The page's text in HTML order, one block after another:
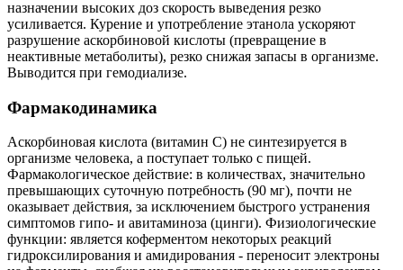
назначении высоких доз скорость выведения резко
усиливается. Курение и употребление этанола ускоряют
разрушение аскорбиновой кислоты (превращение в
неактивные метаболиты), резко снижая запасы в организме.
Выводится при гемодиализе.
Фармакодинамика
Аскорбиновая кислота (витамин С) не синтезируется в
организме человека, а поступает только с пищей.
Фармакологическое действие: в количествах, значительно
превышающих суточную потребность (90 мг), почти не
оказывает действия, за исключением быстрого устранения
симптомов гипо- и авитаминоза (цинги). Физиологические
функции: является коферментом некоторых реакций
гидроксилирования и амидирования - переносит электроны